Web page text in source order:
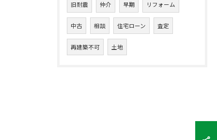
旧耐震 仲介 早期 リフォーム
中古 相談 住宅ローン 査定
再建築不可 土地